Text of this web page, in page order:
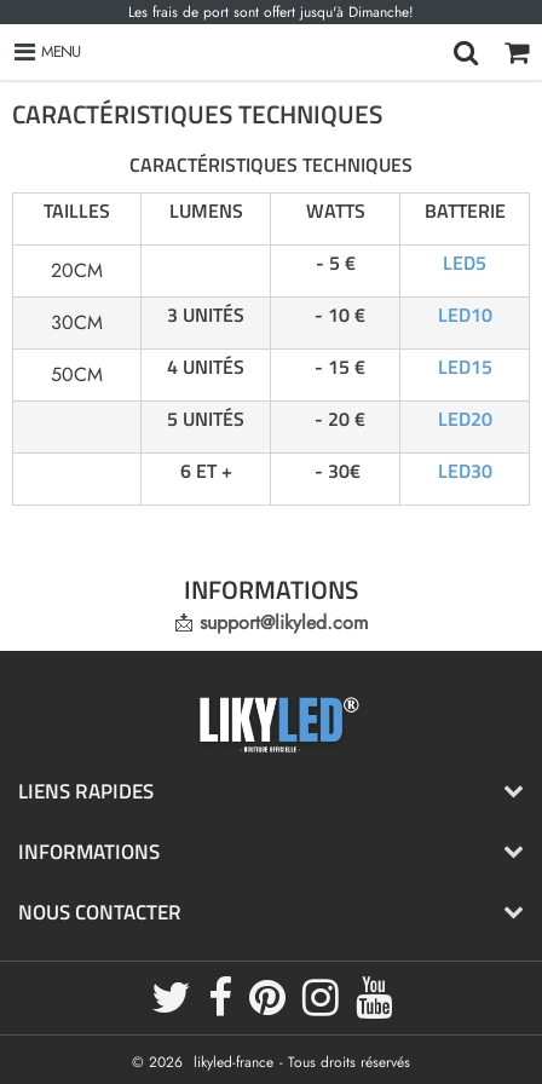
Les frais de port sont offert jusqu'à Dimanche!
MENU
CARACTÉRISTIQUES TECHNIQUES
CARACTÉRISTIQUES TECHNIQUES
TAILLES
LUMENS WATTS BATTERIE
20CM - 5 € LED5
30CM 3 UNITÉS - 10 € LED10
50CM 4 UNITÉS - 15 €
LED15
5 UNITÉS
- 20 €
LED20
6 ET +
- 30€ LED30
INFORMATIONS
📩 support@likyled.com
LIENS RAPIDES
INFORMATIONS
NOUS CONTACTER
© 2026 likyled-france - Tous droits réservés